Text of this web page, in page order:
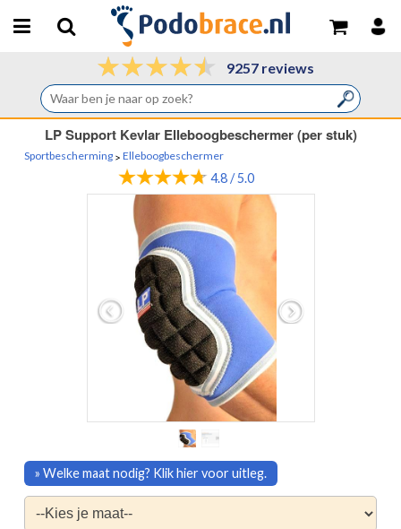
9257 reviews
LP Support Kevlar Elleboogbeschermer (per stuk)
Sportbescherming > Elleboogbeschermer
4.8 / 5.0
» Welke maat nodig? Klik hier voor uitleg.